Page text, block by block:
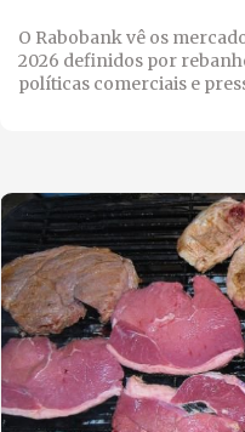
O Rabobank vê os
2026 definidos por
políticas comerciais e